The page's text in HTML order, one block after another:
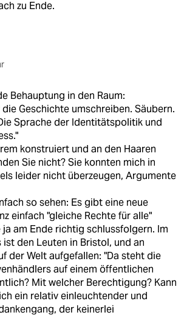
zu Ende.
Behauptung in den Raum:
Geschichte umschreiben. Säubern.
Sprache der Identitätspolitik und
konstruiert und an den Haaren
Sie nicht? Sie konnten mich in
leider nicht überzeugen, Argumente
so sehen: Es gibt eine neue
einfach "gleiche Rechte für alle"
am Ende richtig schlussfolgern. Im
den Leuten in Bristol, und an
der Welt aufgefallen: "Da steht die
auf einem öffentlichen
Mit welcher Berechtigung? Kann
ein relativ einleuchtender und
der keinerlei